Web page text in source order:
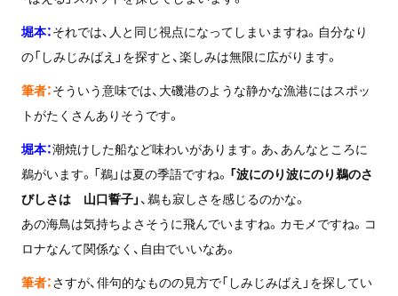
堀本：それでは、人と同じ視点になってしまいますね。自分なり
の「しみじみばえ」を探すと、楽しみは無限に広がります。
筆者：そういう意味では、大磯港のような静かな漁港にはスポッ
トがたくさんありそうです。
堀本：潮焼けした船など味わいがあります。あ、あんなところに
鵜がいます。「鵜」は夏の季語ですね。 「波にのり波にのり鵜のさ
びしさは 山口誓子」 、鵜も寂しさを感じるのかな。
あの海鳥は気持ちよさそうに飛んでいますね。カモメですね。コ
ロナなんて関係なく、自由でいいなあ。
筆者：さすが、俳句的なものの見方で「しみじみばえ」を探してい